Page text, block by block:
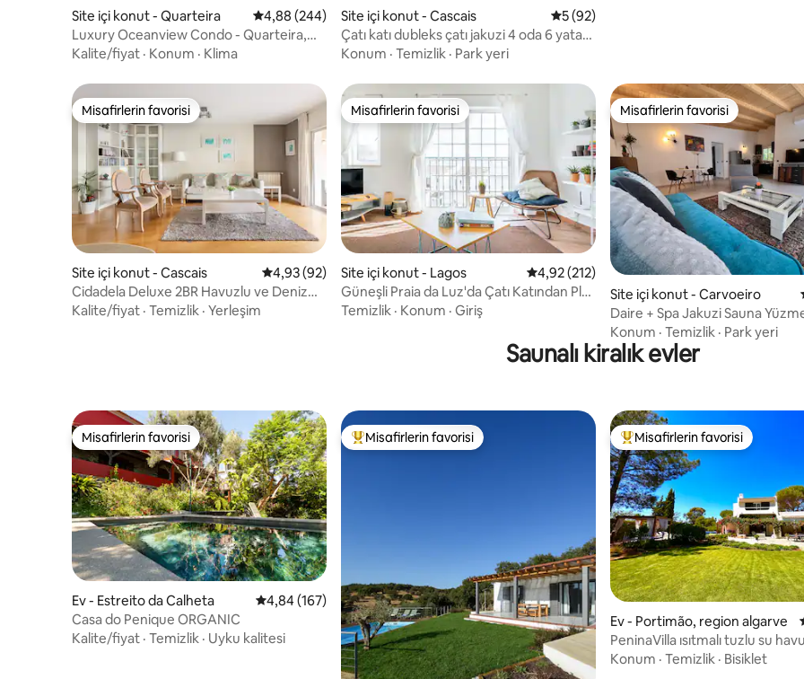
Site içi konut - Quarteira 5 üzerinden ortalama 4,88 puan, 244 değerlendirme
4,88 (244)
Luxury Oceanview Condo - Quarteira,
Vilamoura
Kalite/fiyat · Konum · Klima
Site içi konut - Cascais 5 üzerinden ortalama 5 puan, 92
5 (92)
Çatı katı dubleks çatı jakuzi 4 oda 6 yatak
8 kişi
Konum · Temizlik · Park yeri
Misafirlerin favorisi
Misafirlerin favorisi
Site içi konut - Cascais 5 üzerinden ortalama 4,93 puan, 92 değerlendirme
4,93 (92)
Cidadela Deluxe 2BR Havuzlu ve Deniz
Manzaralı
Kalite/fiyat · Temizlik · Yerleşim
Misafirlerin favorisi
Misafirlerin favorisi
Site içi konut - Lagos 5 üzerinden ortalama 4,92 puan, 212
4,92 (212)
Güneşli Praia da Luz'da Çatı Katından Plaj
Manzarasına Uyanın
Temizlik · Konum · Giriş
Misafirlerin favorisi
Misafirlerin favorisi
Site içi konut - Carvoeiro
Daire + Spa Jakuzi Sauna
Konum · Temizlik · Park yeri
Saunalı kiralık evler
Misafirlerin favorisi
Misafirlerin favorisi
Ev - Estreito da Calheta 5 üzerinden ortalama 4,84 puan, 167 değerlendirme
4,84 (167)
Casa do Penique ORGANIC
Kalite/fiyat · Temizlik · Uyku kalitesi
Misafirlerin favorilerinden en beğenilenler arasında
Misafirlerin favorisi Misafirlerin favorilerinden en
Misafirlerin favorisi
Ev - Portimão, region algarve
PeninaVilla ısıtmalı tuzlu su
saunalar, aile, Algarve
Konum · Temizlik · Bisiklet